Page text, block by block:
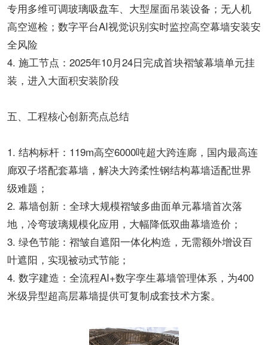
专用多维可调玻璃吸盘车、大型屋面吊装设备；无人机
高空巡检；数字平台AI视觉识别实时监控高空幕墙安装安
全风险
4. 施工节点：2025年10月24日完成首块褶皱幕墙单元挂
装，进入大面积安装阶段
五、工程核心创新亮点总结
1. 结构标杆：119m高空6000吨超大跨连廊，国内最高连
廊双子塔配套幕墙，解决大跨柔性钢结构幕墙适配世界
级难题；
2. 幕墙创新：全球大规模褶皱多曲面单元幕墙首次落
地，冷弯玻璃规模化应用，大幅降低双曲幕墙造价；
3. 绿色节能：褶皱自遮阳一体化构造，无需额外增设百
叶遮阳，实现被动式节能；
4. 数字建造：全流程AI+数字孪生幕墙管理体系，为400
米级异型超高层幕墙提供可复制成套技术方案。